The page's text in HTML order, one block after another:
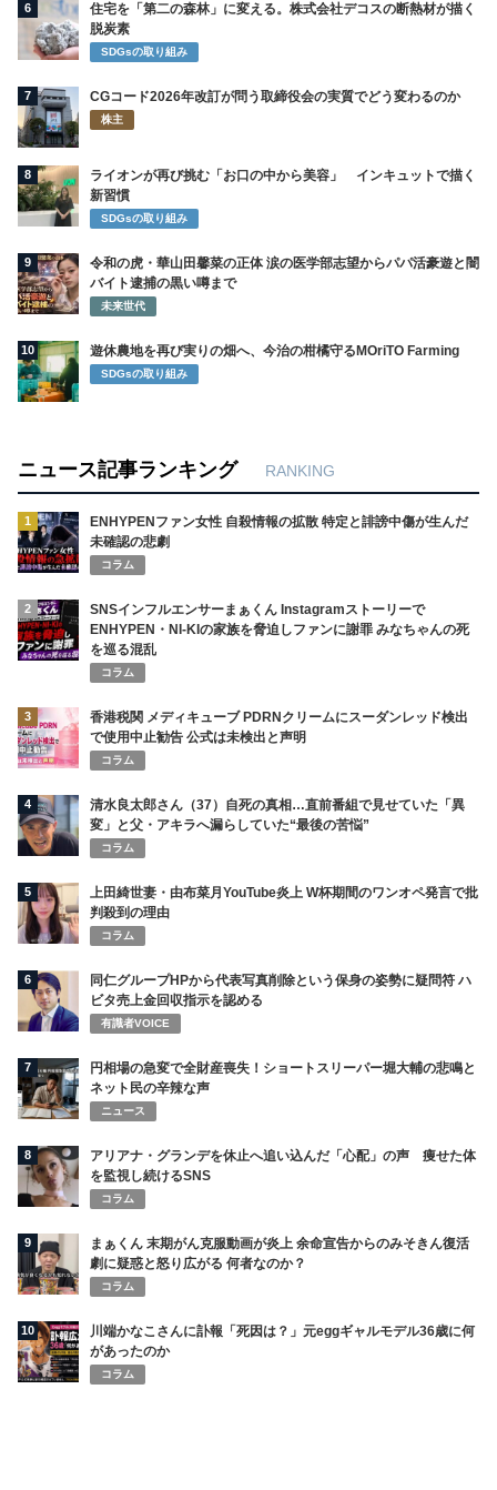
6
住宅を「第二の森林」に変える。株式会社デコスの断熱材が描く
脱炭素
SDGsの取り組み
7 CGコード2026年改訂が問う取締役会の実質でどう変わるのか
株主
8
ライオンが再び挑む「お口の中から美容」 インキュットで描く
新習慣
SDGsの取り組み
9
令和の虎・華山田馨菜の正体 涙の医学部志望からパパ活豪遊と闇
バイト逮捕の黒い噂まで
未来世代
10 遊休農地を再び実りの畑へ、今治の柑橘守るMOriTO Farming
SDGsの取り組み
ニュース記事ランキング RANKING
1
ENHYPENファン女性 自殺情報の拡散 特定と誹謗中傷が生んだ
未確認の悲劇
コラム
2
SNSインフルエンサーまぁくん Instagramストーリーで
ENHYPEN・NI-KIの家族を脅迫しファンに謝罪 みなちゃんの死
を巡る混乱
コラム
3
香港税関 メディキューブ PDRNクリームにスーダンレッド検出
で使用中止勧告 公式は未検出と声明
コラム
4
清水良太郎さん（37）自死の真相…直前番組で見せていた「異
変」と父・アキラへ漏らしていた“最後の苦悩”
コラム
5
上田綺世妻・由布菜月YouTube炎上 W杯期間のワンオペ発言で批
判殺到の理由
コラム
6
同仁グループHPから代表写真削除という保身の姿勢に疑問符 ハ
ビタ売上金回収指示を認める
有識者VOICE
7
円相場の急変で全財産喪失！ショートスリーパー堀大輔の悲鳴と
ネット民の辛辣な声
ニュース
8
アリアナ・グランデを休止へ追い込んだ「心配」の声 痩せた体
を監視し続けるSNS
コラム
9
まぁくん 末期がん克服動画が炎上 余命宣告からのみそきん復活
劇に疑惑と怒り広がる 何者なのか？
コラム
10
川端かなこさんに訃報「死因は？」元eggギャルモデル36歳に何
があったのか
コラム